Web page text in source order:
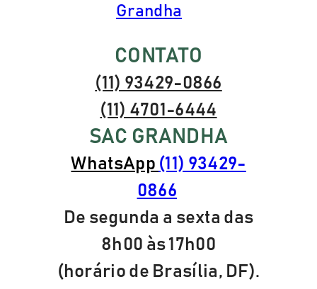
Grandha
CONTATO
(11) 93429-0866
(11) 4701-6444
SAC GRANDHA
WhatsApp (11) 93429-
0866
De segunda a sexta das
8h00 às 17h00
(horário de Brasília, DF).